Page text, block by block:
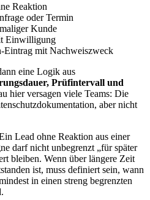
Reaktion
oder Termin
Kunde
Einwilligung
Eintrag mit Nachweiszweck
eine Logik aus
Prüfintervall und
hier versagen viele Teams: Die
aber nicht
Lead ohne Reaktion aus einer
darf nicht unbegrenzt „für später
bleiben. Wenn über längere Zeit
ist, muss definiert sein, wann
in einen streng begrenzten